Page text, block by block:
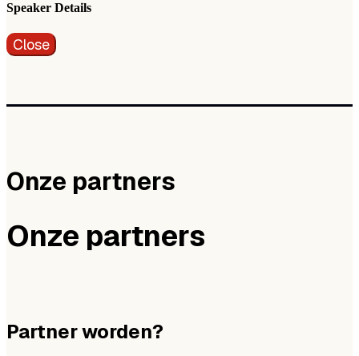
Speaker Details
Close
Onze partners
Onze partners
Partner worden?